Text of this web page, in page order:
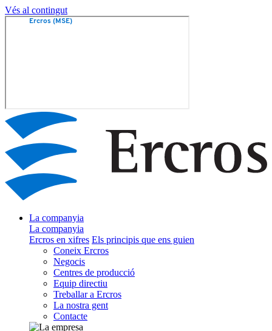
Vés al contingut
La companyia
La companyia
Ercros en xifres Els principis que ens guien
Coneix Ercros
Negocis
Centres de producció
Equip directiu
Treballar a Ercros
La nostra gent
Contacte